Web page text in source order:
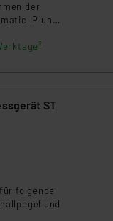
der
IP und
ST
folgende
und